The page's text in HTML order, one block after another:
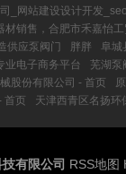
_网站建设设计开发
材销售，合肥市禾嘉怡工
供应泵阀门 胖胖 阜城
业电子商务平台 芜湖泵
股份有限公司 - 首页
首页 天津西青区名扬环
有限公司 RSS地图